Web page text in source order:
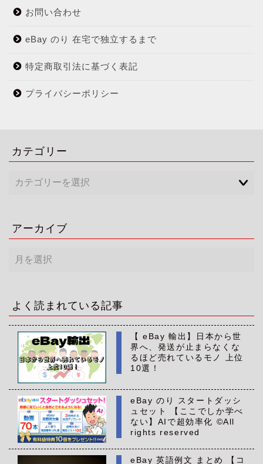
お問い合わせ
eBay のり 在宅で独立するまで
特定商取引法に基づく表記
プライバシーポリシー
カテゴリー
アーカイブ
ー
ブ
よく読まれている記事
【 eBay 輸出】日本から世
界へ、発送が止まらなくな
るほど売れているモノ 上位
10選！
eBay のり スタートダッシ
ュセット 【ここでしか学べ
ない】AIで超効率化 ©All
rights reserved
eBay 英語例文 まとめ 【コ